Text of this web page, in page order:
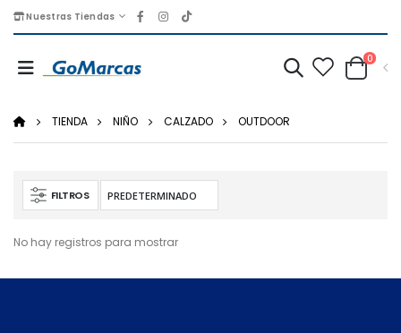
Nuestras Tiendas
0
TIENDA NIÑO CALZADO OUTDOOR
FILTROS
No hay registros para mostrar